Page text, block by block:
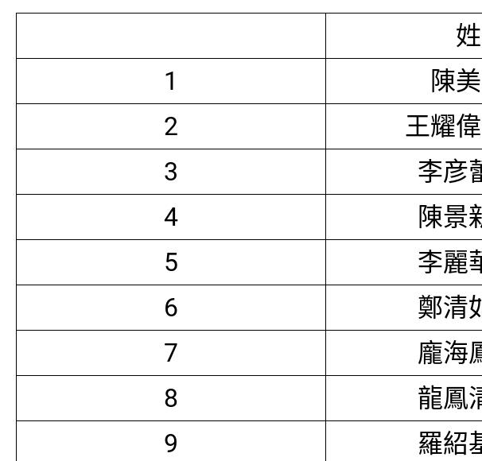
1
陳
2
王耀
3
李彦
4
陳景
5
李麗
6
鄭清
7
龐海
8
龍鳳
9
羅紹